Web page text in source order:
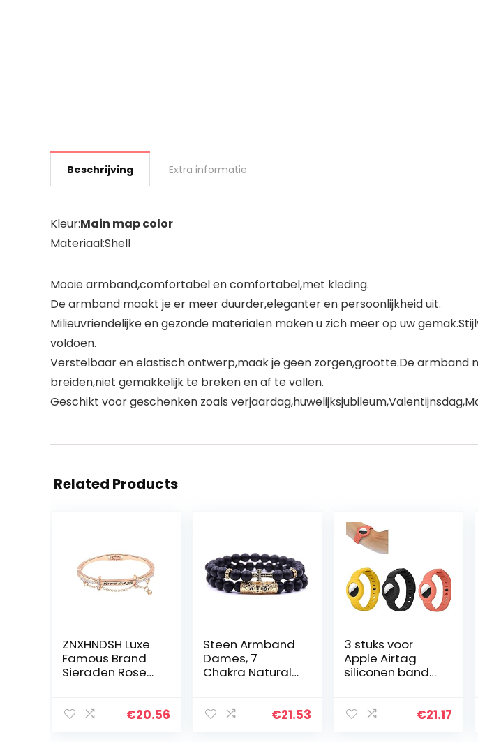
Beschrijving Extra informatie
Kleur:Main map color
Materiaal:Shell
Mooie armband,comfortabel en comfortabel,met kleding.
De armband maakt je er meer duurder,eleganter en persoonlijkheid uit.
Milieuvriendelijke en gezonde materialen maken u zich meer op uw
voldoen.
Verstelbaar en elastisch ontwerp,maak je geen zorgen,grootte.De
breiden,niet gemakkelijk te breken en af ​te vallen.
Geschikt voor geschenken zoals
Related Products
ZNXHNDSH Luxe
Famous Brand
Sieraden Rose
& Bangles
€20.56
Steen Armband
Dames, 7
Chakra Natural
Elastische Lucky
€21.53
3 stuks voor
Apple Airtag
siliconen band
zachte
€21.17